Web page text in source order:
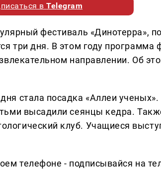
вTelegram
фестиваль «Динотерра»,
три дня. В этом году программа
направлении. Об
стала посадка «Аллеи
высадили сеянцы кедра.
клуб. Учащиеся
телефоне - подписывайся на